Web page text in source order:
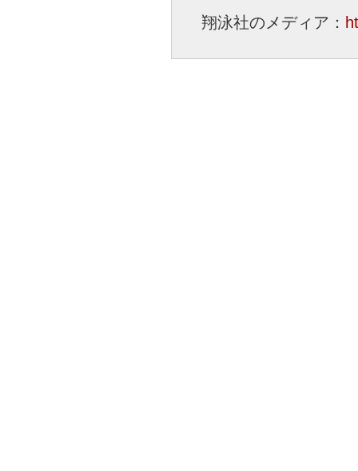
翔泳社のメディア：